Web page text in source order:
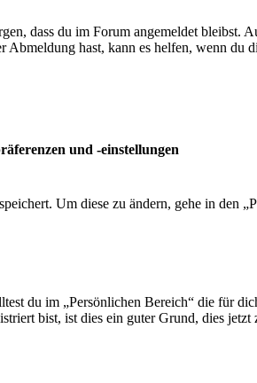
dass du im Forum angemeldet bleibst.
hast, kann es helfen, wenn du
und -einstellungen
Um diese zu ändern, gehe in den
du im „Persönlichen Bereich“ die für
bist, ist dies ein guter Grund, dies jetzt